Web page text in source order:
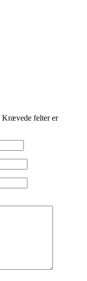
Krævede felter er